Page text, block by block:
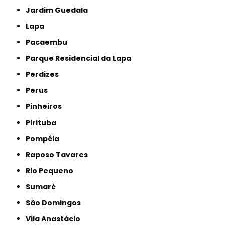
Jardim Guedala
Lapa
Pacaembu
Parque Residencial da Lapa
Perdizes
Perus
Pinheiros
Pirituba
Pompéia
Raposo Tavares
Rio Pequeno
Sumaré
São Domingos
Vila Anastácio